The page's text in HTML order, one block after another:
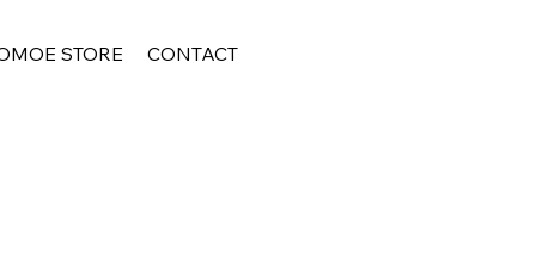
STORE CONTACT